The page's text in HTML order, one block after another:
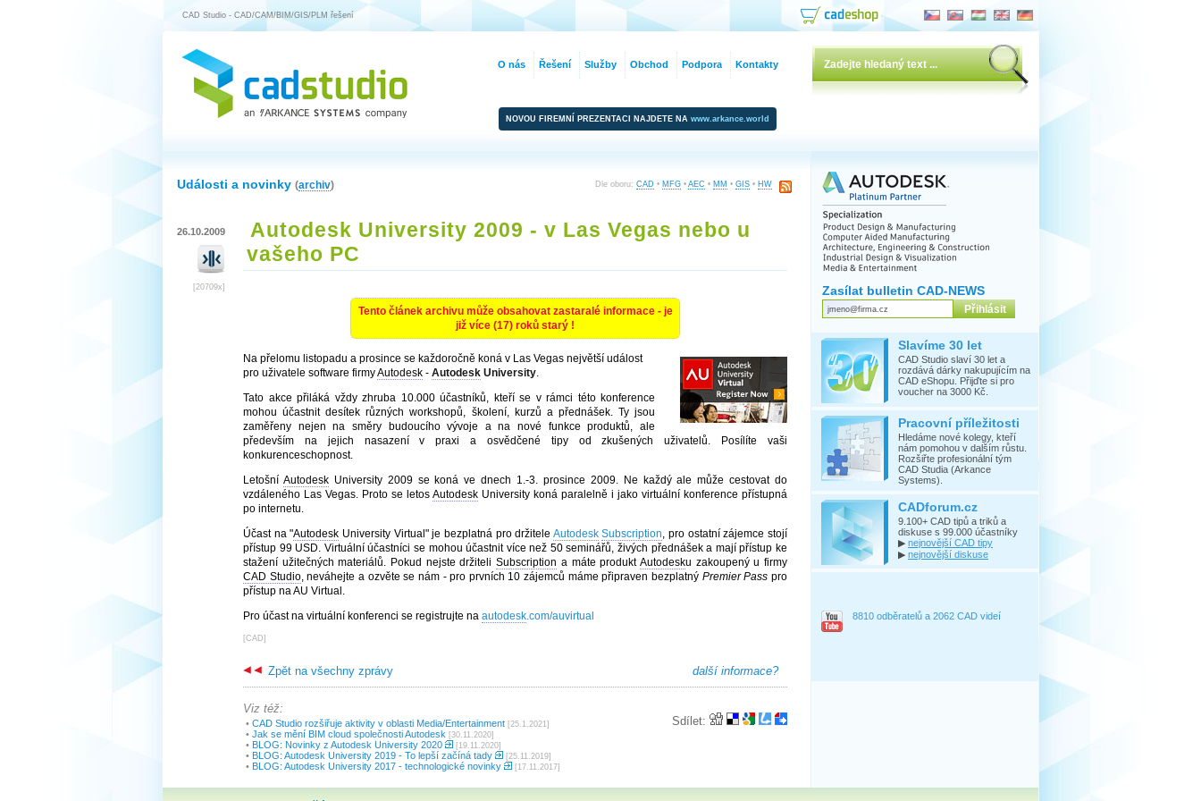
CAD Studio - CAD/CAM/BIM/GIS/PLM řešení
NOVOU FIREMNÍ PREZENTACI NAJDETE NA www.arkance.world
Dle oboru: CAD • MFG • AEC • MM • GIS • HW
Události a novinky (archiv)
26.10.2009
[20709x]
Autodesk University 2009 - v Las Vegas nebo u
vašeho PC
Tento článek archivu může obsahovat zastaralé informace - je
již více (17) roků starý !
Na přelomu listopadu a prosince se každoročně koná v Las Vegas největší událost
pro uživatele software firmyAutodesk - Autodesk University.
Tato akce přiláká vždy zhruba 10.000 účastníků, kteří se v rámci této konference
mohou účastnit desítek různých workshopů, školení, kurzů a přednášek. Ty jsou
zaměřeny nejen na směry budoucího vývoje a na nové funkce produktů, ale
především na jejich nasazení v praxi a osvědčené tipy od zkušených uživatelů. Posílíte vaši
konkurenceschopnost.
Letošní AutodeskUniversity 2009 se koná ve dnech 1.-3. prosince 2009. Ne každý ale může cestovat do
vzdáleného Las Vegas. Proto se letos Autodesk University koná paralelně i jako virtuální konference přístupná
po internetu.
Účast na "Autodesk University Virtual" je bezplatná pro držitele Autodesk Subscription, pro ostatní zájemce stojí
přístup 99 USD. Virtuální účastníci se mohou účastnit více než 50 seminářů, živých přednášek a mají přístup ke
stažení užitečných materiálů. Pokud nejste držiteliSubscription a máte produkt Autodesku zakoupený u firmy
CAD Studio, neváhejte a ozvěte se nám - pro prvních 10 zájemců máme připraven bezplatný Premier Pass pro
přístup na AU Virtual.
Pro účast na virtuální konferenci se registrujte na autodesk.com/auvirtual
[CAD]
další informace?
Zpět na všechny zprávy
Sdílet:
Viz též:
• CAD Studio rozšiřuje aktivity v oblasti Media/Entertainment [25.1.2021]
• Jak se mění BIM cloud společnosti Autodesk [30.11.2020]
• BLOG: Novinky z Autodesk University 2020 [19.11.2020]
• BLOG: Autodesk University 2019 - To lepší začíná tady [25.11.2019]
• BLOG: Autodesk University 2017 - technologické novinky [17.11.2017]
Zasílat bulletin CAD-NEWS
Slavíme 30 let
CAD Studio slaví 30 let a
rozdává dárky nakupujícím na
CAD eShopu. Přijďte si pro
voucher na 3000 Kč.
Pracovní příležitosti
Hledáme nové kolegy, kteří
nám pomohou v dalším růstu.
Rozšiřte profesionální tým
CAD Studia (Arkance
Systems).
CADforum.cz
9.100+ CAD tipů a triků a
diskuse s 99.000 účastníky
▶ nejnovější CAD tipy
▶ nejnovější diskuse
8810 odběratelů a 2062 CAD videí
O nás Řešení Služby Obchod Podpora Kontakty